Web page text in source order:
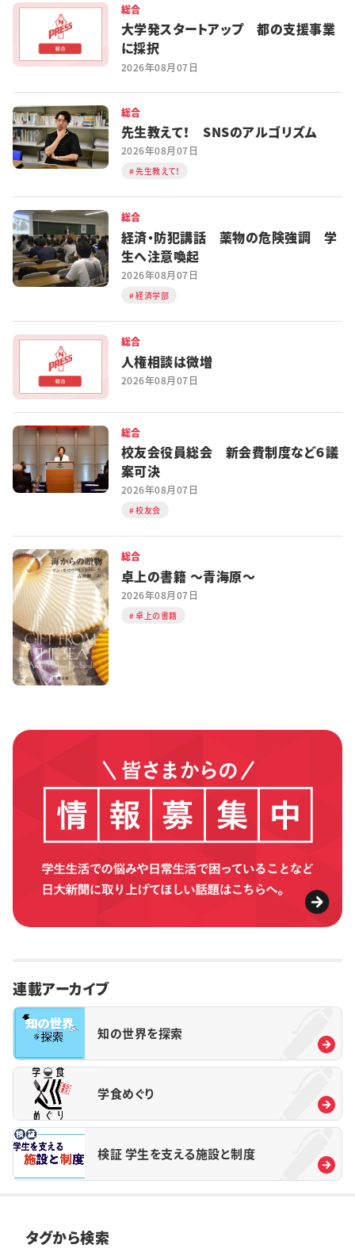
総合
大学発スタートアップ 都の支援事業
に採択
2026年08月07日
総合
先生教えて！ SNSのアルゴリズム
2026年08月07日
先生教えて！
総合
経済・防犯講話 薬物の危険強調 学
生へ注意喚起
2026年08月07日
経済学部
総合
人権相談は微増
2026年08月07日
総合
校友会役員総会 新会費制度など６議
案可決
2026年08月07日
校友会
総合
卓上の書籍 ～青海原～
2026年08月07日
卓上の書籍
連載アーカイブ
知の世界を探索
学食めぐり
検証 学生を支える施設と制度
タグから検索